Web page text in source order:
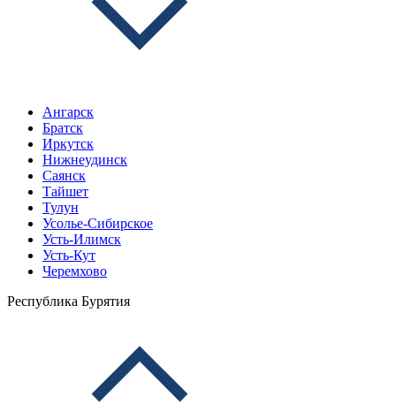
Ангарск
Братск
Иркутск
Нижнеудинск
Саянск
Тайшет
Тулун
Усолье-Сибирское
Усть-Илимск
Усть-Кут
Черемхово
Республика Бурятия